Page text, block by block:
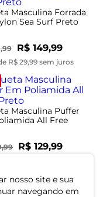
nosso site e sua
navegando em
Masculina Forrada
Sea Surf Preto
R$ 149,99
R$ 29,99 sem juros
Masculina Puffer
All Free
R$ 129,99